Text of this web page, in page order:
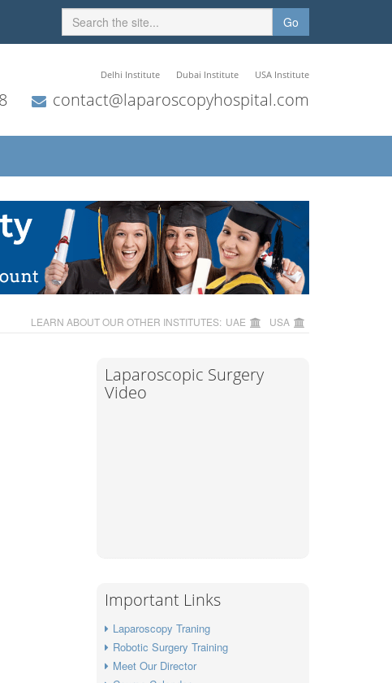
Go
Delhi Institute Dubai Institute USA Institute
contact@laparoscopyhospital.com
LEARN ABOUT OUR OTHER INSTITUTES: UAE USA
Laparoscopic Surgery
Video
Important Links
Laparoscopy Traning
Robotic Surgery Training
Meet Our Director